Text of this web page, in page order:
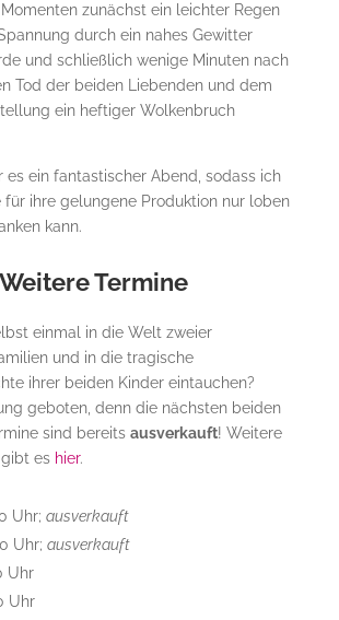
zunächst ein leichter Regen
durch ein nahes Gewitter
und schließlich wenige Minuten nach
Tod der beiden Liebenden und dem
ein heftiger Wolkenbruch
es ein fantastischer Abend, sodass ich
für ihre gelungene Produktion nur loben
kann.
Weitere Termine
einmal in die Welt zweier
und in die tragische
ihrer beiden Kinder eintauchen?
geboten, denn die nächsten beiden
sind bereits ausverkauft! Weitere
gibt es hier.
Uhr; ausverkauft
Uhr; ausverkauft
Uhr
Uhr